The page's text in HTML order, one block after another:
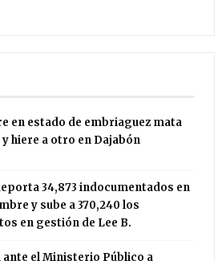
en estado de embriaguez mata
hiere a otro en Dajabón
34,873 indocumentados en
y sube a 370,240 los
en gestión de Lee B.
ante el Ministerio Público a